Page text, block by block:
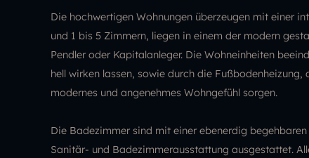
Die hochwertigen Wohnungen überzeugen mit einer
und 1 bis 5 Zimmern, liegen in einem der modern
Pendler oder Kapitalanleger. Die Wohneinheiten
hell wirken lassen, sowie durch die
modernes und angenehmes Wohngefühl sorgen.
Die Badezimmer sind mit einer ebenerdig
Sanitär- und Badezimmerausstattung ausgestattet.